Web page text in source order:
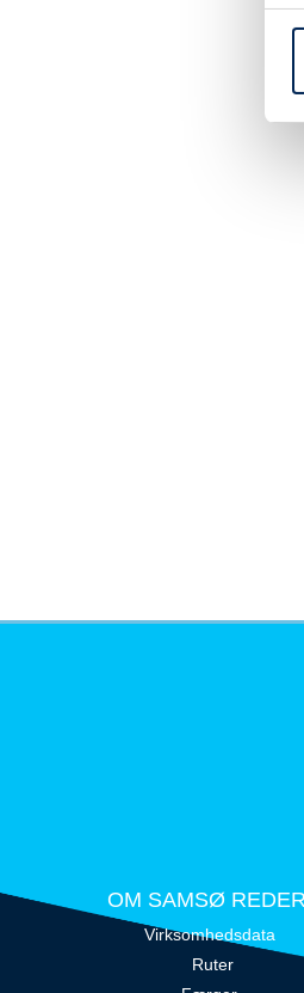
OM SAMSØ
Virksomhedsdata
Ruter